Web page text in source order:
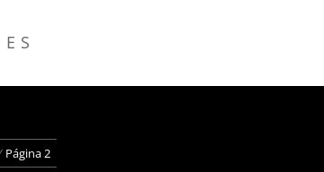
Página 2